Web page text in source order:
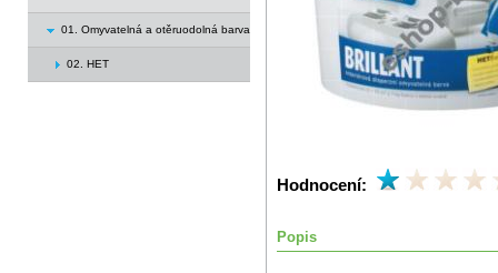
01. Omyvatelná a otěruodolná barva
02. HET
Hodnocení:
Popis